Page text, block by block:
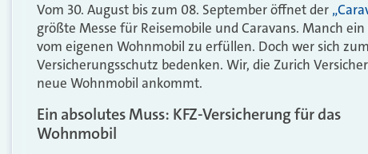
Vom 30. August bis zum 08. September öffnet der
größte Messe für Reisemobile und Caravans. Manch
vom eigenen Wohnmobil zu erfüllen. Doch wer sich
Versicherungsschutz bedenken. Wir, die Zurich
neue Wohnmobil ankommt.
Ein absolutes Muss: KFZ-Versicherung für das
Wohnmobil